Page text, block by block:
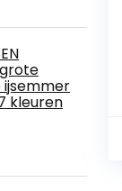
kleuren